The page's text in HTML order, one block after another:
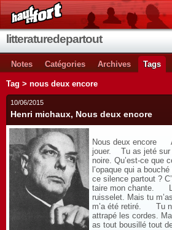
litteraturedepartout
Notes Catégories Archives Tags
Tag > nous deux encore
10/06/2015
Henri michaux, Nous deux encore
Nous deux encore
jouer. Tu as jeté sur
noire. Qu’est-ce que
l’opaque qui a
ce silence partout ?
taire mon chante.
ruisselet. Mais tu
m’a été retiré. Tu
attrapé les cordes.
as tout bousillé tout